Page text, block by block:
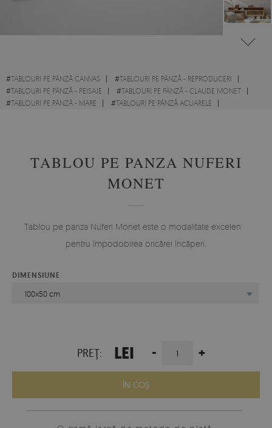
#TABLOURI PE PÂNZĂ CANVAS #TABLOURI PE PÂNZĂ - REPRODUCERI
#TABLOURI PE PÂNZĂ - PEISAJE #TABLOURI PE PÂNZĂ - CLAUDE MONET
#TABLOURI PE PÂNZĂ - MARE #TABLOURI PE PÂNZĂ ACUARELE
TABLOU PE PANZA NUFERI
MONET
Tablou pe panza Nuferi Monet este o modalitate excelentă
pentru împodobirea oricărei încăperi.
DIMENSIUNE
100x50 cm
PREŢ: LEI - +
ÎN COŞ